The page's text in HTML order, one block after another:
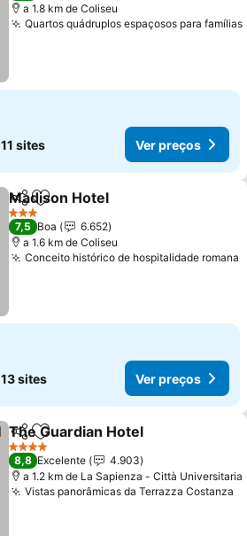
a 1.8 km de Coliseu
Quartos quádruplos espaçosos para famílias
11 sites Ver preços
PartilharAdicionar aos favoritos
Madison Hotel
3 Estrelas
7,5 Boa
6.652
a 1.6 km de Coliseu
Conceito histórico de hospitalidade romana
13 sites Ver preços
PartilharAdicionar aos favoritos
The Guardian Hotel
4 Estrelas
8,8 Excelente
4.903
a 1.2 km de La Sapienza - Città Universitaria
Vistas panorâmicas da Terrazza Costanza